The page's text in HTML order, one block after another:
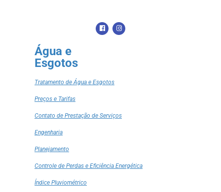
Água e
Esgotos
Tratamento de Água e Esgotos
Preços e Tarifas
Contato de Prestação de Serviços
Engenharia
Planejamento
Controle de Perdas e Eficiência Energética
Índice Pluviométrico